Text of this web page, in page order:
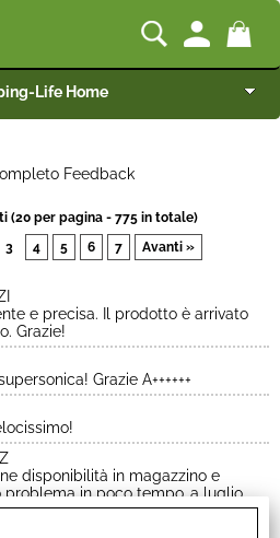
Life Home
Arredo
e Giardino
SELLER
Rimorchi
Nautica
Feedback
(20 per pagina - 775 in totale)
3 4 5 6 7 Avanti »
e precisa. Il prodotto è arrivato
Grazie!
Grazie A++++++
disponibilità in magazzino e
problema in poco tempo…a luglio
P.S nei pacchi aggiungi un
sul mio Van molto volentieri. Chi